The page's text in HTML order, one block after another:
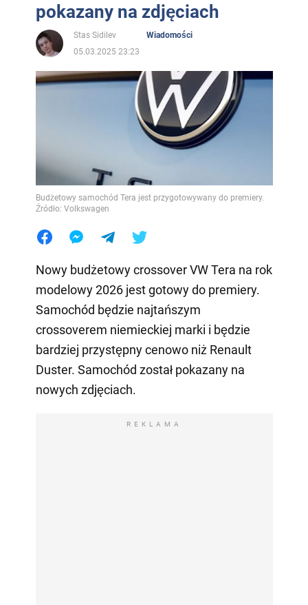
pokazany na zdjęciach
Stas Sidilev
Wiadomości
05.03.2025 23:23
Budżetowy samochód Tera jest przygotowywany do premiery.
Źródło: Volkswagen
Nowy budżetowy crossover VW Tera na rok
modelowy 2026 jest gotowy do premiery.
Samochód będzie najtańszym
crossoverem niemieckiej marki i będzie
bardziej przystępny cenowo niż Renault
Duster. Samochód został pokazany na
nowych zdjęciach.
REKLAMA